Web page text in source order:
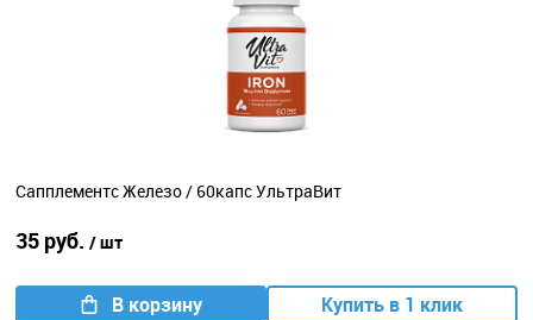
Сапплементс Железо / 60капс УльтраВит
35 руб. / шт
В корзину Купить в 1 клик